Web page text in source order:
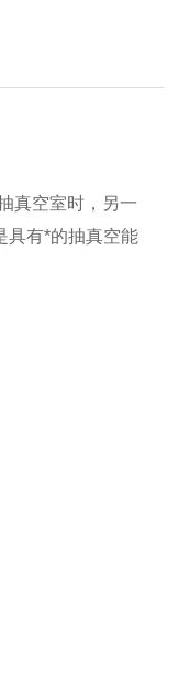
真空室时，另一
具有*的抽真空能